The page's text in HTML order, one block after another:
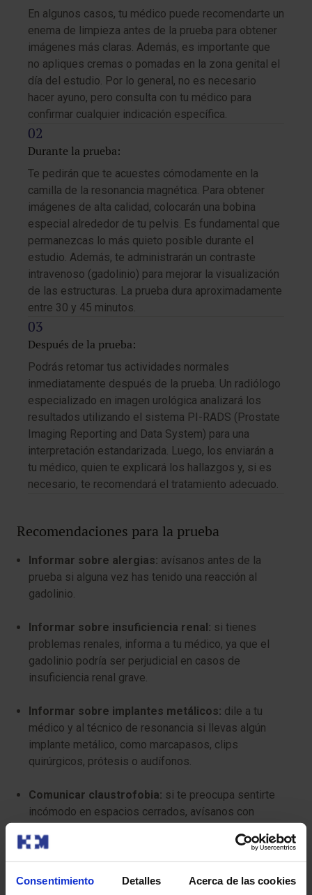
Consentimiento Detalles Acerca de las cookies
En algunos casos, tu médico puede recomendarte un
enema de limpieza antes de la prueba para obtener
imágenes más claras. Además, es importante que
no apliques cremas o pomadas en la zona genital el
día del estudio. Por lo general, no es necesario
hacer ayuno, pero consulta con tu médico para
confirmar cualquier indicación específica.
Durante la prueba:
Te pedirán que te acuestes cómodamente en la
camilla de la resonancia magnética. Para obtener
imágenes de alta calidad, colocarán una bobina
especial alrededor de tu pelvis. Es fundamental que
permanezcas lo más quieto posible durante el
estudio. Además, te administrarán un contraste
intravenoso (gadolinio) para mejorar la visualización
de las estructuras. La prueba dura aproximadamente
entre 30 y 45 minutos.
Después de la prueba:
Podrás retomar tus actividades normales
inmediatamente después de la prueba. Un radiólogo
especializado en imagen urológica analizará los
resultados utilizando el sistema PI-RADS (Prostate
Imaging Reporting and Data System) para una
interpretación estandarizada. Luego, los enviarán a
tu médico, quien te explicará los hallazgos y, si es
necesario, te recomendará el tratamiento adecuado.
Recomendaciones para la prueba
Informar sobre alergias: avísanos antes de la
prueba si alguna vez has tenido una reacción al
gadolinio.
Informar sobre insuficiencia renal: si tienes
problemas renales, informa a tu médico, ya que el
gadolinio podría ser perjudicial en casos de
insuficiencia renal grave.
Informar sobre implantes metálicos: dile a tu
médico y al técnico de resonancia si llevas algún
implante metálico, como marcapasos, clips
quirúrgicos, prótesis o audífonos.
Comunicar claustrofobia: si te preocupa sentirte
incómodo en espacios cerrados, avísanos con
tranquilo durante la prueba.